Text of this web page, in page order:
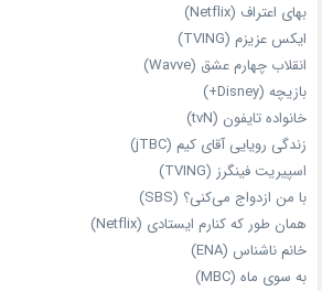
بهای اعتراف (Netflix)
ایکس عزیزم (TVING)
انقلاب چهارم عشق (Wavve)
بازیچه (Disney+)
خانواده تایفون (tvN)
زندگی رویایی آقای کیم (jTBC)
اسپیریت فینگرز (TVING)
با من ازدواج می‌کنی؟ (SBS)
همان‌ طور که کنارم ایستادی (Netflix)
خانم ناشناس (ENA)
به سوی ماه (MBC)